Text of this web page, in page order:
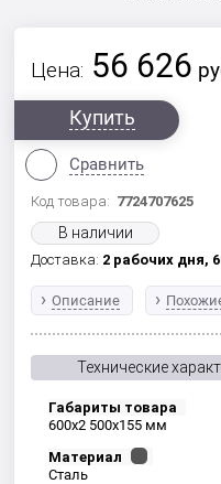
Цена: 56 626
Купить
Сравнить
Код товара: 7724707625
В наличии
Доставка: 2 рабочих дня,
Описание
Технические
Габариты товара
600x2 500x155 мм
Материал
Сталь